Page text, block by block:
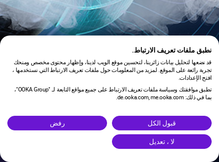
is under maintenance.
نطبق ملفات تعريف الارتباط.
قد نضعها لتحليل بيانات زائرينا، لتحسين موقع الويب لدينا، وإظهار محتوى مخصص ومنحك
تجربة رائعة على الموقع. لمزيد من المعلومات حول ملفات تعريف الارتباط التي نستخدمها ،
افتح الإعدادات.
تطبق موافقتك وسياسة ملفات تعريف الارتباط على جميع مواقع التابعة لـ "OOKA Group"،
بما في ذلك: de.ooka.com, me.ooka.com.
قبول الكل رفض
لا ، تعديل